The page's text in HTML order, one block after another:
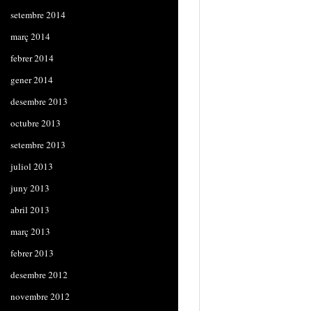
setembre 2014
març 2014
febrer 2014
gener 2014
desembre 2013
octubre 2013
setembre 2013
juliol 2013
juny 2013
abril 2013
març 2013
febrer 2013
desembre 2012
novembre 2012